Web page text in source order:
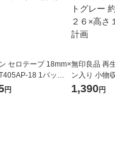
セロテープ 18mm×
18 1パック
）
円
無印良品 再
ン入り 小物
ド 中 ホワイ
1,390円